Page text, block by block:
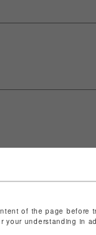
of the page before
your understanding in